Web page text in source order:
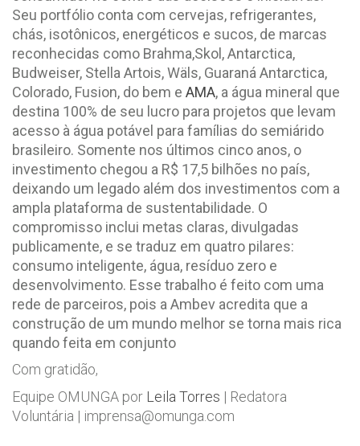
Seu portfólio conta com cervejas, refrigerantes,
chás, isotônicos, energéticos e sucos, de marcas
reconhecidas como Brahma,Skol, Antarctica,
Budweiser, Stella Artois, Wäls, Guaraná Antarctica,
Colorado, Fusion, do bem e AMA, a água mineral que
destina 100% de seu lucro para projetos que levam
acesso à água potável para famílias do semiárido
brasileiro. Somente nos últimos cinco anos, o
investimento chegou a R$ 17,5 bilhões no país,
deixando um legado além dos investimentos com a
ampla plataforma de sustentabilidade. O
compromisso inclui metas claras, divulgadas
publicamente, e se traduz em quatro pilares:
consumo inteligente, água, resíduo zero e
desenvolvimento. Esse trabalho é feito com uma
rede de parceiros, pois a Ambev acredita que a
construção de um mundo melhor se torna mais rica
quando feita em conjunto
Com gratidão,
Equipe OMUNGA por Leila Torres | Redatora
Voluntária | imprensa@omunga.com